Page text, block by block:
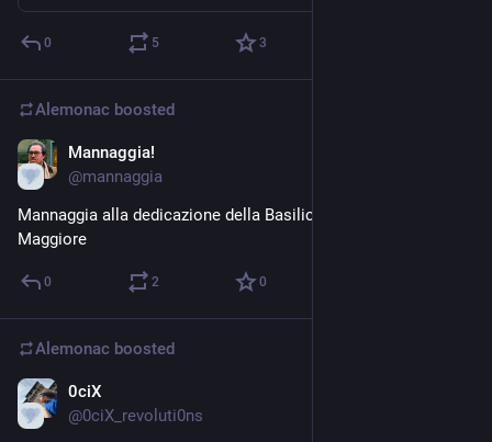
0 5 3
Alemonac boosted
Mannaggia!
@mannaggia
Mannaggia alla dedicazione della Basilica di Santa Maria
Maggiore
0 2 0
Alemonac boosted
0ciX
@0ciX_revoluti0ns